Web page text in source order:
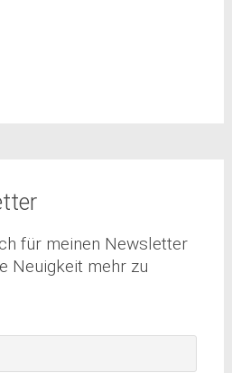
für meinen Newsletter
Neuigkeit mehr zu